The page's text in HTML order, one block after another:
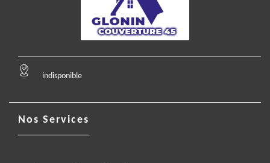
indisponible
Nos Services